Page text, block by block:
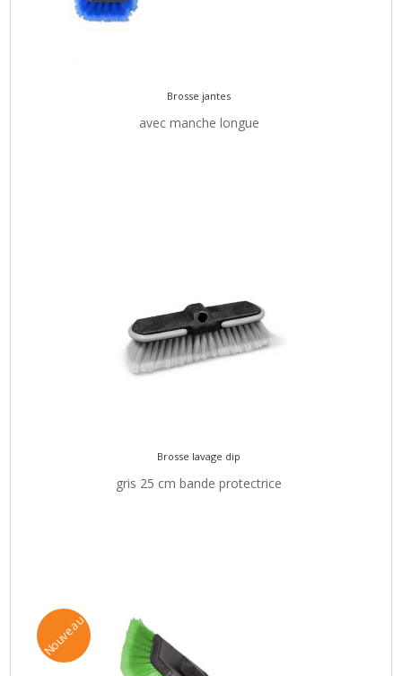
Brosse jantes
avec manche longue
Brosse lavage dip
gris 25 cm bande protectrice
Nouveau